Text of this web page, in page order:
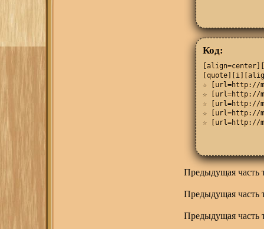
Код:
☆ [url=http://
☆ [url=http://
☆ [url=http://
☆ [url=http://
☆ [url=http://
Предыдущая часть
Предыдущая часть
Предыдущая часть